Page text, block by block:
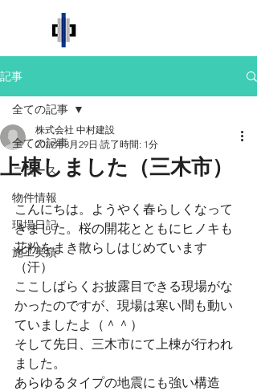
記事
全ての記事
ニュース
物件情報
現場日記
施工実績
全ての記事
上棟しました（三木市）
株式会社 中村建設
2019年3月29日 読了時間: 1分
こんにちは。ようやく春らしくなって
きました。桜の開花とともにヒノキも
花粉をまき散らしはじめています
（汗）
ここしばらくお披露目できる現場がな
かったのですが、現場は寒い間も動い
ていましたよ（＾＾）
そして先日、三木市にて上棟が行われ
ました。
あらゆるタイプの地震にも強い構造